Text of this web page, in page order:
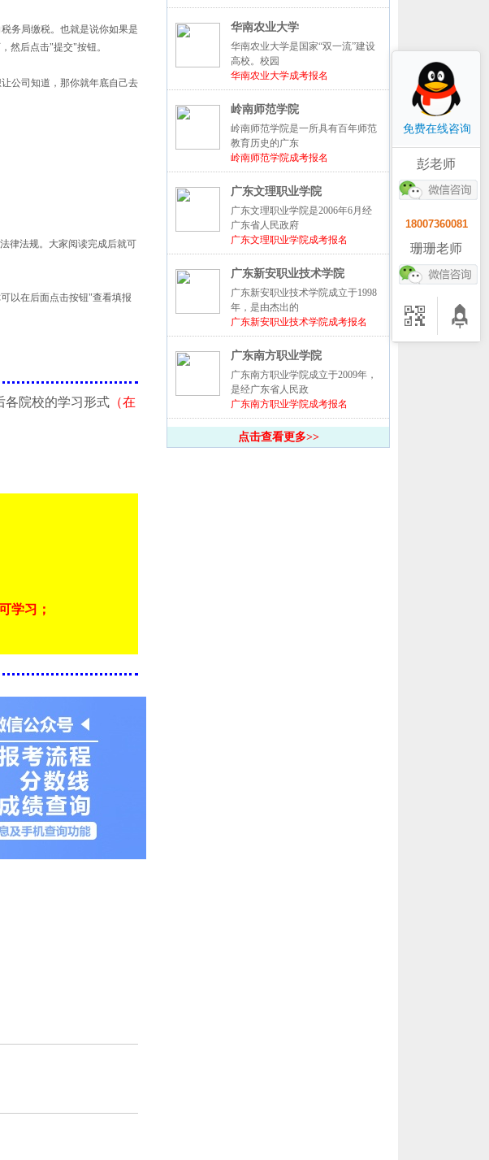
务局缴税。也就是说你如果是
然后点击"提交"按钮。
公司知道，那你就年底自己去
律法规。大家阅读完成后就可
以在后面点击按钮"查看填报
各院校的学习形式 （在
学习；
华南农业大学
华南农业大学是国家“双一流”建设
高校。校园
华南农业大学成考报名
岭南师范学院
岭南师范学院是一所具有百年师范
教育历史的广东
岭南师范学院成考报名
广东文理职业学院
广东文理职业学院是2006年6月经
广东省人民政府
广东文理职业学院成考报名
广东新安职业技术学院
广东新安职业技术学院成立于1998
年，是由杰出的
广东新安职业技术学院成考报名
广东南方职业学院
广东南方职业学院成立于2009年，
是经广东省人民政
广东南方职业学院成考报名
点击查看更多>>
免费在线咨询
彭老师
18007360081
珊珊老师